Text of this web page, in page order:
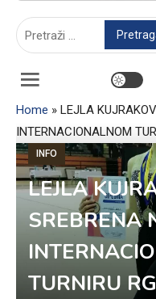
Home » LEJLA
INTERNACIONALNOM
INFO
LEJLA
SREBRENA
TURNIRU